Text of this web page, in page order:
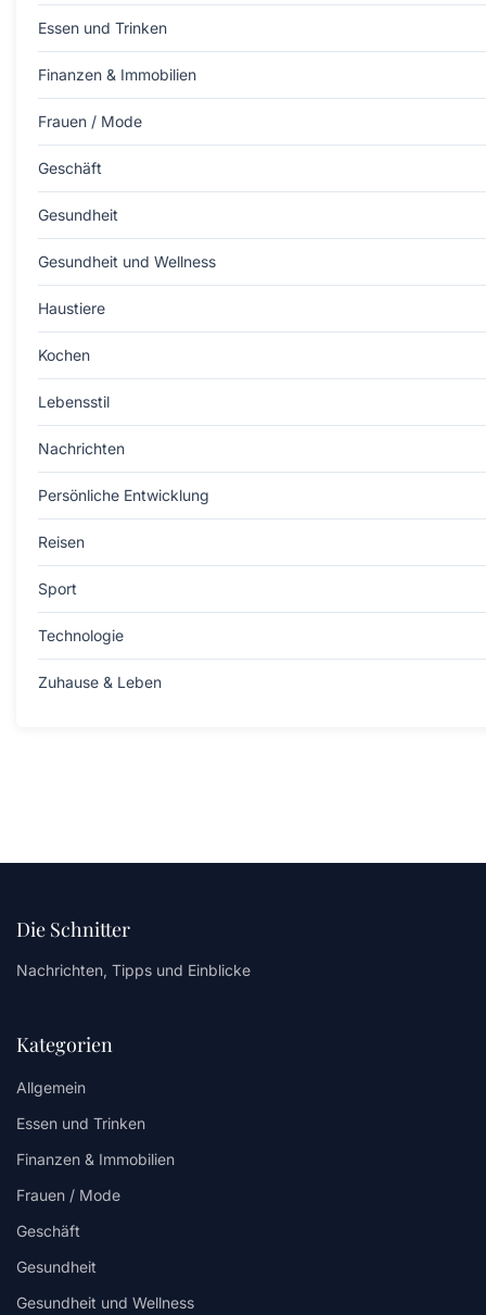
Essen und Trinken
Finanzen & Immobilien
Frauen / Mode
Geschäft
Gesundheit
Gesundheit und Wellness
Haustiere
Kochen
Lebensstil
Nachrichten
Persönliche Entwicklung
Reisen
Sport
Technologie
Zuhause & Leben
Die Schnitter
Nachrichten, Tipps und Einblicke
Kategorien
Allgemein
Essen und Trinken
Finanzen & Immobilien
Frauen / Mode
Geschäft
Gesundheit
Gesundheit und Wellness